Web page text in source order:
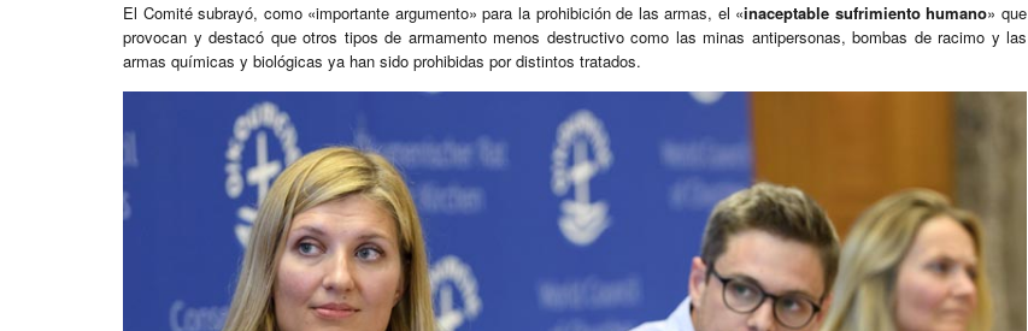
El Comité subrayó, como «importante argumento» para la prohibición de las armas, el «inaceptable sufrimiento humano» que
provocan y destacó que otros tipos de armamento menos destructivo como las minas antipersonas, bombas de racimo y las
armas químicas y biológicas ya han sido prohibidas por distintos tratados.